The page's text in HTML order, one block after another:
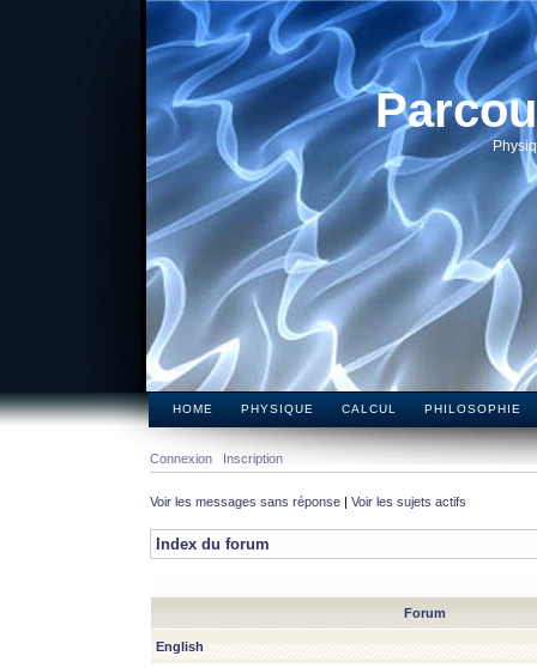
HOME PHYSIQUE CALCUL PHILOSOPHIE
Connexion Inscription
Voir les messages sans réponse | Voir les sujets actifs
Index du forum
Forum
English